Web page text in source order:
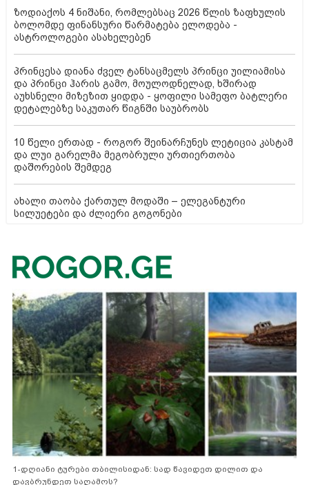
ზოდიაქოს 4 ნიშანი, რომლებსაც 2026 წლის ზაფხულის
ბოლომდე ფინანსური წარმატება ელოდება -
ასტროლოგები ასახელებენ
პრინცესა დიანა ძველ ტანსაცმელს პრინცი უილიამისა
და პრინცი ჰარის გამო, მოულოდნელად, ხშირად
აუხსნელი მიზეზით ყიდდა - ყოფილი სამეფო ბატლერი
დეტალებზე საკუთარ წიგნში საუბრობს
10 წელი ერთად - როგორ შეინარჩუნეს ლეტიცია კასტამ
და ლუი გარელმა მეგობრული ურთიერთობა
დაშორების შემდეგ
ახალი თაობა ქართულ მოდაში – ელეგანტური
სილუეტები და ძლიერი გოგონები
1-დღიანი ტურები თბილისიდან: სად წავიდეთ დილით და
დავბრუნდეთ საღამოს?